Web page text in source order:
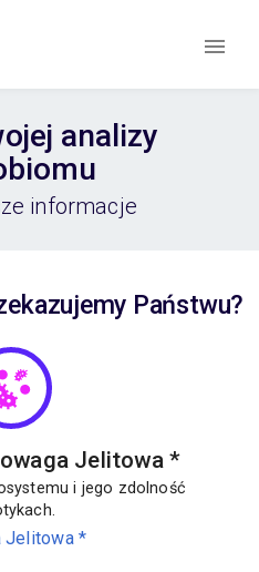
analizy
informacje
Państwu?
Jelitowa*
i jego zdolność
Jelitowa*